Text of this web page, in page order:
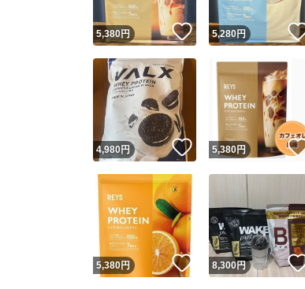
5,380円 いいね！
5,280円
4,980円 いいね！
5,380円
5,380円 いいね！
8,300円